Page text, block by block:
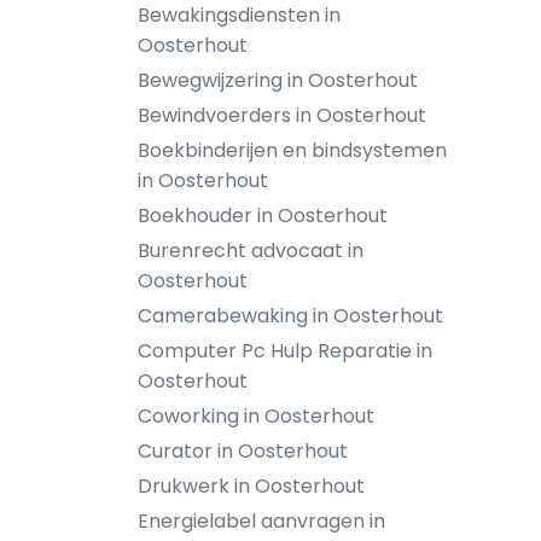
Bewakingsdiensten in
Oosterhout
Bewegwijzering in Oosterhout
Bewindvoerders in Oosterhout
Boekbinderijen en bindsystemen
in Oosterhout
Boekhouder in Oosterhout
Burenrecht advocaat in
Oosterhout
Camerabewaking in Oosterhout
Computer Pc Hulp Reparatie in
Oosterhout
Coworking in Oosterhout
Curator in Oosterhout
Drukwerk in Oosterhout
Energielabel aanvragen in